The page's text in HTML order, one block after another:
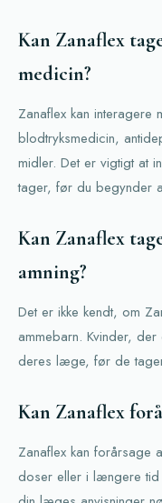
Kan Zanaflex
medicin?
Zanaflex kan interagere
blodtryksmedicin,
midler. Det er vigtigt at
tager, før du begynder
Kan Zanaflex
amning?
Det er ikke kendt, om
ammebarn. Kvinder,
deres læge, før de
Kan Zanaflex
Zanaflex kan
doser eller i længere tid